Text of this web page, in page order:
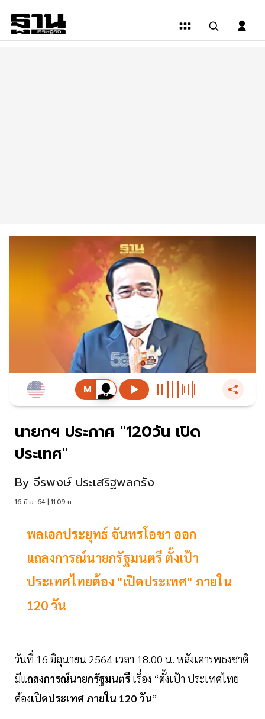
นายกฯ ประกาศ "120วัน เปิด
ประเทศ"
By จีรพงษ์ ประเสริฐพลกรัง
16 มิ.ย. 64 | 11:09 น.
พลเอกประยุทธ์ จันทรโอชา ออก
แถลงการณ์นายกรัฐมนตรี ตั้งเป้า
ประเทศไทยต้อง "เปิดประเทศ" ภายใน
120 วัน
วันที่ 16 มิถุนายน 2564 เวลา 18.00 น. หลังเคารพธงชาติ
มีแถลงการณ์นายกรัฐมนตรี เรื่อง “ตั้งเป้า ประเทศไทย
ต้องเปิดประเทศ ภายใน 120 วัน”